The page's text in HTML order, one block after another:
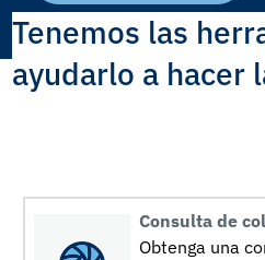
Tenemos las
ayudarlo a hacer
Consulta de
Obtenga una